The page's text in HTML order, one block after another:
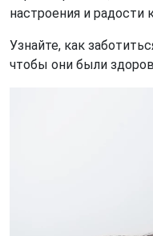
настроения и радости
Узнайте, как
чтобы они были